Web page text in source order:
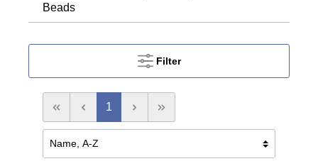
Beads
Filter
1